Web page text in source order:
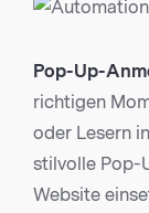
Pop-Up-
richtigen
oder Lesern
stilvolle Pop-
Website